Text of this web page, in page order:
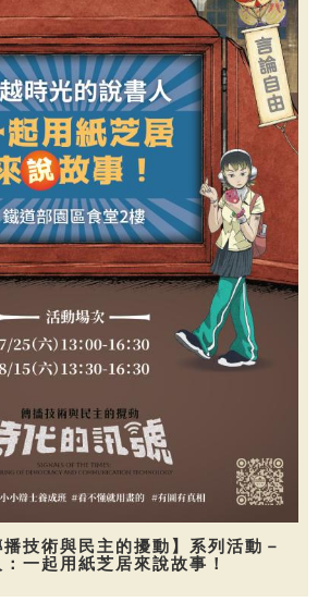
播技術與民主的擾動】系列活動－
一起用紙芝居來說故事！